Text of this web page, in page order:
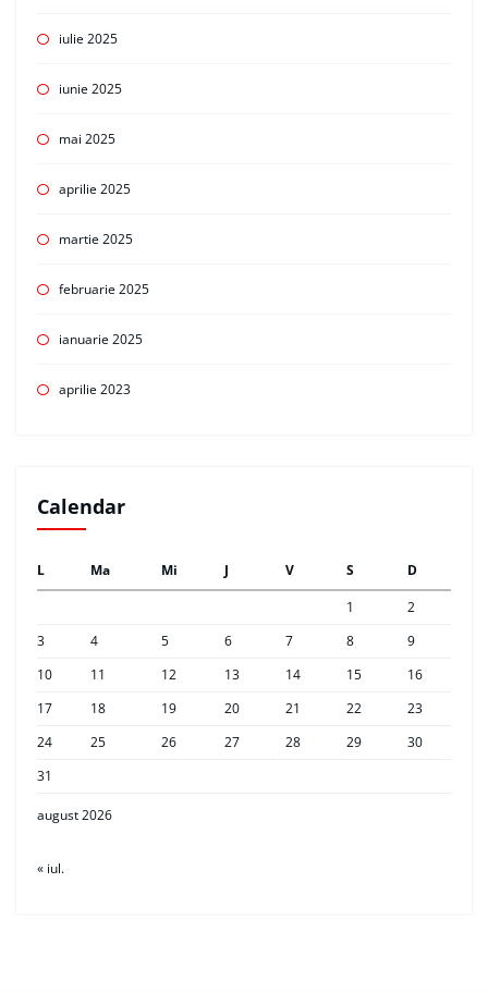
iulie 2025
iunie 2025
mai 2025
aprilie 2025
martie 2025
februarie 2025
ianuarie 2025
aprilie 2023
Calendar
august 2026
L Ma Mi J V S
D
1
2
3
4 5 6 7 8
9
10
11 12 13 14 15
16
17
18 19 20 21 22
23
24
25 26 27 28 29
30
31
« iul.